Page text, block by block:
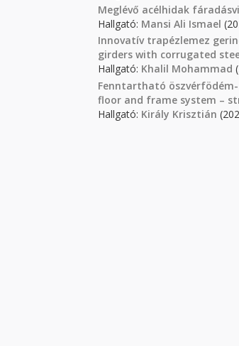
Meglévő acélhidak
Hallgató: Mansi Ali Ismael
Innovatív trapézlemez
girders with corrugated
Hallgató: Khalil Mohammad
Fenntartható öszvérfödém-
floor and frame system –
Hallgató: Király Krisztián